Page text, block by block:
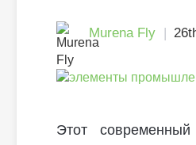
Murena Fly
Этот